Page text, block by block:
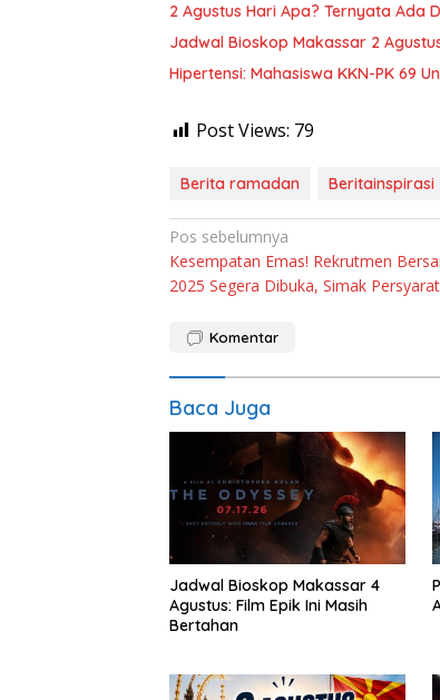
2 Agustus Hari Apa? Ternyata Ada
Jadwal Bioskop Makassar 2
Hipertensi: Mahasiswa KKN-PK 69
Post Views: 79
Berita ramadan Beritainspirasi
Navigasi
pos
Pos sebelumnya
Kesempatan Emas! Rekrutmen
2025 Segera Dibuka, Simak
Komentar
Baca Juga
Jadwal Bioskop Makassar 4
Agustus: Film Epik Ini Masih
Bertahan